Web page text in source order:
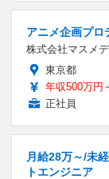
アニメ企画プロ
株式会社マスメ
東京都
年収500万円
正社員
月給28万～/未
トエンジニア